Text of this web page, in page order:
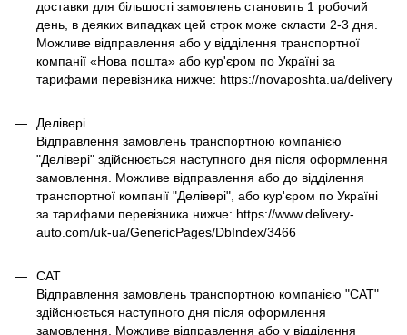
доставки для більшості замовлень становить 1 робочий
день, в деяких випадках цей строк може скласти 2-3 дня.
Можливе відправлення або у відділення транспортної
компанії «Нова пошта» або кур'єром по Україні за
тарифами перевізника нижче: https://novaposhta.ua/delivery
Делівері
Відправлення замовлень транспортною компанією
"Делівері" здійснюється наступного дня після оформлення
замовлення. Можливе відправлення або до відділення
транспортної компанії "Делівері", або кур'єром по Україні
за тарифами перевізника нижче: https://www.delivery-
auto.com/uk-ua/GenericPages/DbIndex/3466
САТ
Відправлення замовлень транспортною компанією "САТ"
здійснюється наступного дня після оформлення
замовлення. Можливе відправлення або у відділення